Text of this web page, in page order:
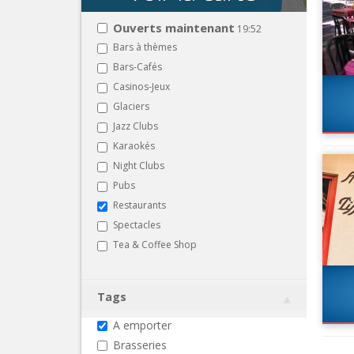
Ouverts maintenant 19:52
Bars à thèmes
Bars-Cafés
Casinos-Jeux
Glaciers
Jazz Clubs
Karaokés
Night Clubs
Pubs
Restaurants
Spectacles
Tea & Coffee Shop
Tags
A emporter
Brasseries